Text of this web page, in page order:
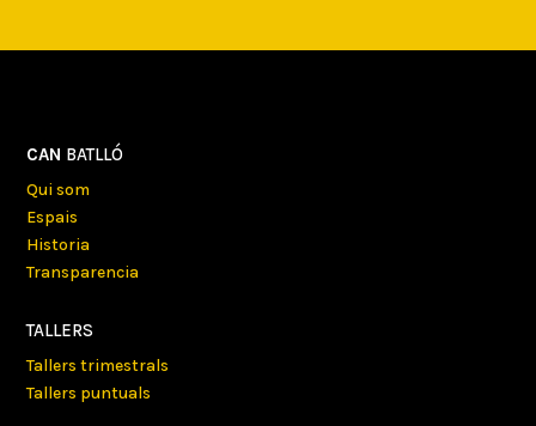
CAN BATLLÓ
Qui som
Espais
Historia
Transparencia
TALLERS
Tallers trimestrals
Tallers puntuals